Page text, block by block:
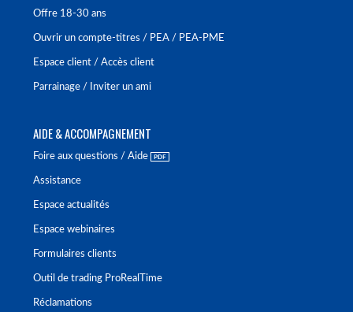
Offre 18-30 ans
Ouvrir un compte-titres / PEA / PEA-PME
Espace client / Accès client
Parrainage / Inviter un ami
AIDE & ACCOMPAGNEMENT
Foire aux questions / Aide
Assistance
Espace actualités
Espace webinaires
Formulaires clients
Outil de trading ProRealTime
Réclamations